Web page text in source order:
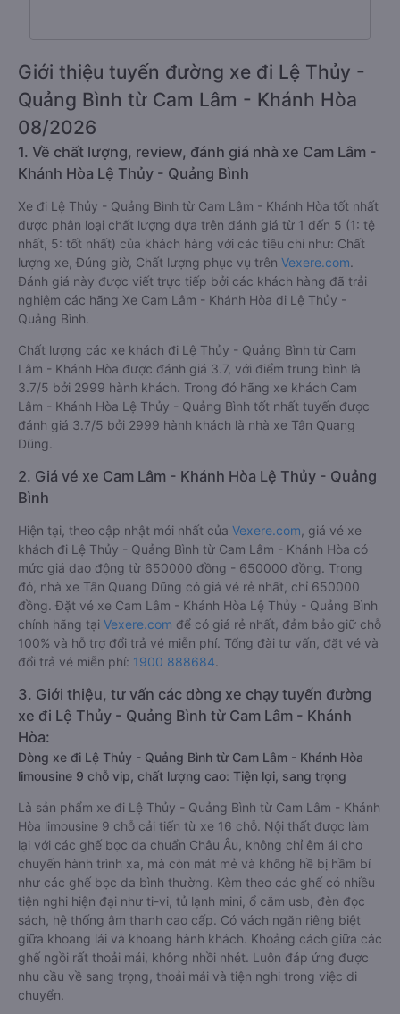
Giới thiệu tuyến đường xe đi Lệ Thủy -
Quảng Bình từ Cam Lâm - Khánh Hòa
08/2026
1. Về chất lượng, review, đánh giá nhà xe Cam Lâm -
Khánh Hòa Lệ Thủy - Quảng Bình
Xe đi Lệ Thủy - Quảng Bình từ Cam Lâm - Khánh Hòa tốt nhất
được phân loại chất lượng dựa trên đánh giá từ 1 đến 5 (1: tệ
nhất, 5: tốt nhất) của khách hàng với các tiêu chí như: Chất
lượng xe, Đúng giờ, Chất lượng phục vụ trên Vexere.com.
Đánh giá này được viết trực tiếp bởi các khách hàng đã trải
nghiệm các hãng Xe Cam Lâm - Khánh Hòa đi Lệ Thủy -
Quảng Bình.
Chất lượng các xe khách đi Lệ Thủy - Quảng Bình từ Cam
Lâm - Khánh Hòa được đánh giá 3.7, với điểm trung bình là
3.7/5 bởi 2999 hành khách. Trong đó hãng xe khách Cam
Lâm - Khánh Hòa Lệ Thủy - Quảng Bình tốt nhất tuyến được
đánh giá 3.7/5 bởi 2999 hành khách là nhà xe Tân Quang
Dũng.
2. Giá vé xe Cam Lâm - Khánh Hòa Lệ Thủy - Quảng
Bình
Hiện tại, theo cập nhật mới nhất của Vexere.com , giá vé xe
khách đi Lệ Thủy - Quảng Bình từ Cam Lâm - Khánh Hòa có
mức giá dao động từ 650000 đồng - 650000 đồng. Trong
đó, nhà xe Tân Quang Dũng có giá vé rẻ nhất, chỉ 650000
đồng. Đặt vé xe Cam Lâm - Khánh Hòa Lệ Thủy - Quảng Bình
chính hãng tại Vexere.com để có giá rẻ nhất, đảm bảo giữ chỗ
100% và hỗ trợ đổi trả vé miễn phí. Tổng đài tư vấn, đặt vé và
đổi trả vé miễn phí: 1900 888684.
3. Giới thiệu, tư vấn các dòng xe chạy tuyến đường
xe đi Lệ Thủy - Quảng Bình từ Cam Lâm - Khánh
Hòa:
Dòng xe đi Lệ Thủy - Quảng Bình từ Cam Lâm - Khánh Hòa
limousine 9 chỗ vip, chất lượng cao: Tiện lợi, sang trọng
Là sản phẩm xe đi Lệ Thủy - Quảng Bình từ Cam Lâm - Khánh
Hòa limousine 9 chỗ cải tiến từ xe 16 chỗ. Nội thất được làm
lại với các ghế bọc da chuẩn Châu Âu, không chỉ êm ái cho
chuyến hành trình xa, mà còn mát mẻ và không hề bị hầm bí
như các ghế bọc da bình thường. Kèm theo các ghế có nhiều
tiện nghi hiện đại như ti-vi, tủ lạnh mini, ổ cắm usb, đèn đọc
sách, hệ thống âm thanh cao cấp. Có vách ngăn riêng biệt
giữa khoang lái và khoang hành khách. Khoảng cách giữa các
ghế ngồi rất thoải mái, không nhồi nhét. Luôn đáp ứng được
nhu cầu về sang trọng, thoải mái và tiện nghi trong việc di
chuyển.